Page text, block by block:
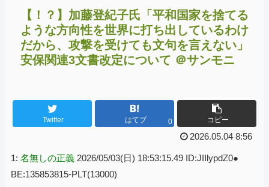
【！？】加藤登紀子氏「平和国家を捨てる
ような方向性を世界に打ち出しているわけ
だから、攻撃を受けても文句を言えない」
安保関連3文書改定について ＠サンモニ
Twitter はてブ 0 コピー
2026.05.04 8:56
1: 名無しの正義 2026/05/03(日) 18:53:15.49 ID:JIIlypdZ0●
BE:135853815-PLT(13000)